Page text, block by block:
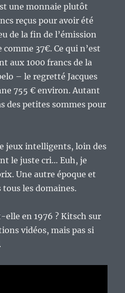
une monnaie plutôt
reçus pour avoir été
de la fin de l’émission
37€. Ce qui n’est
aux 1000 francs de la
– le regretté Jacques
755 € environ. Autant
des petites sommes pour
jeux intelligents, loin des
le juste cri… Euh, je
Une autre époque et
les domaines.
elle en 1976 ? Kitsch sur
vidéos, mais pas si